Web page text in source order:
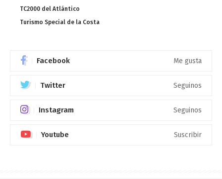
TC2000 del Atlántico
Turismo Special de la Costa
Facebook Me gusta
Twitter Seguinos
Instagram Seguinos
Youtube Suscribir